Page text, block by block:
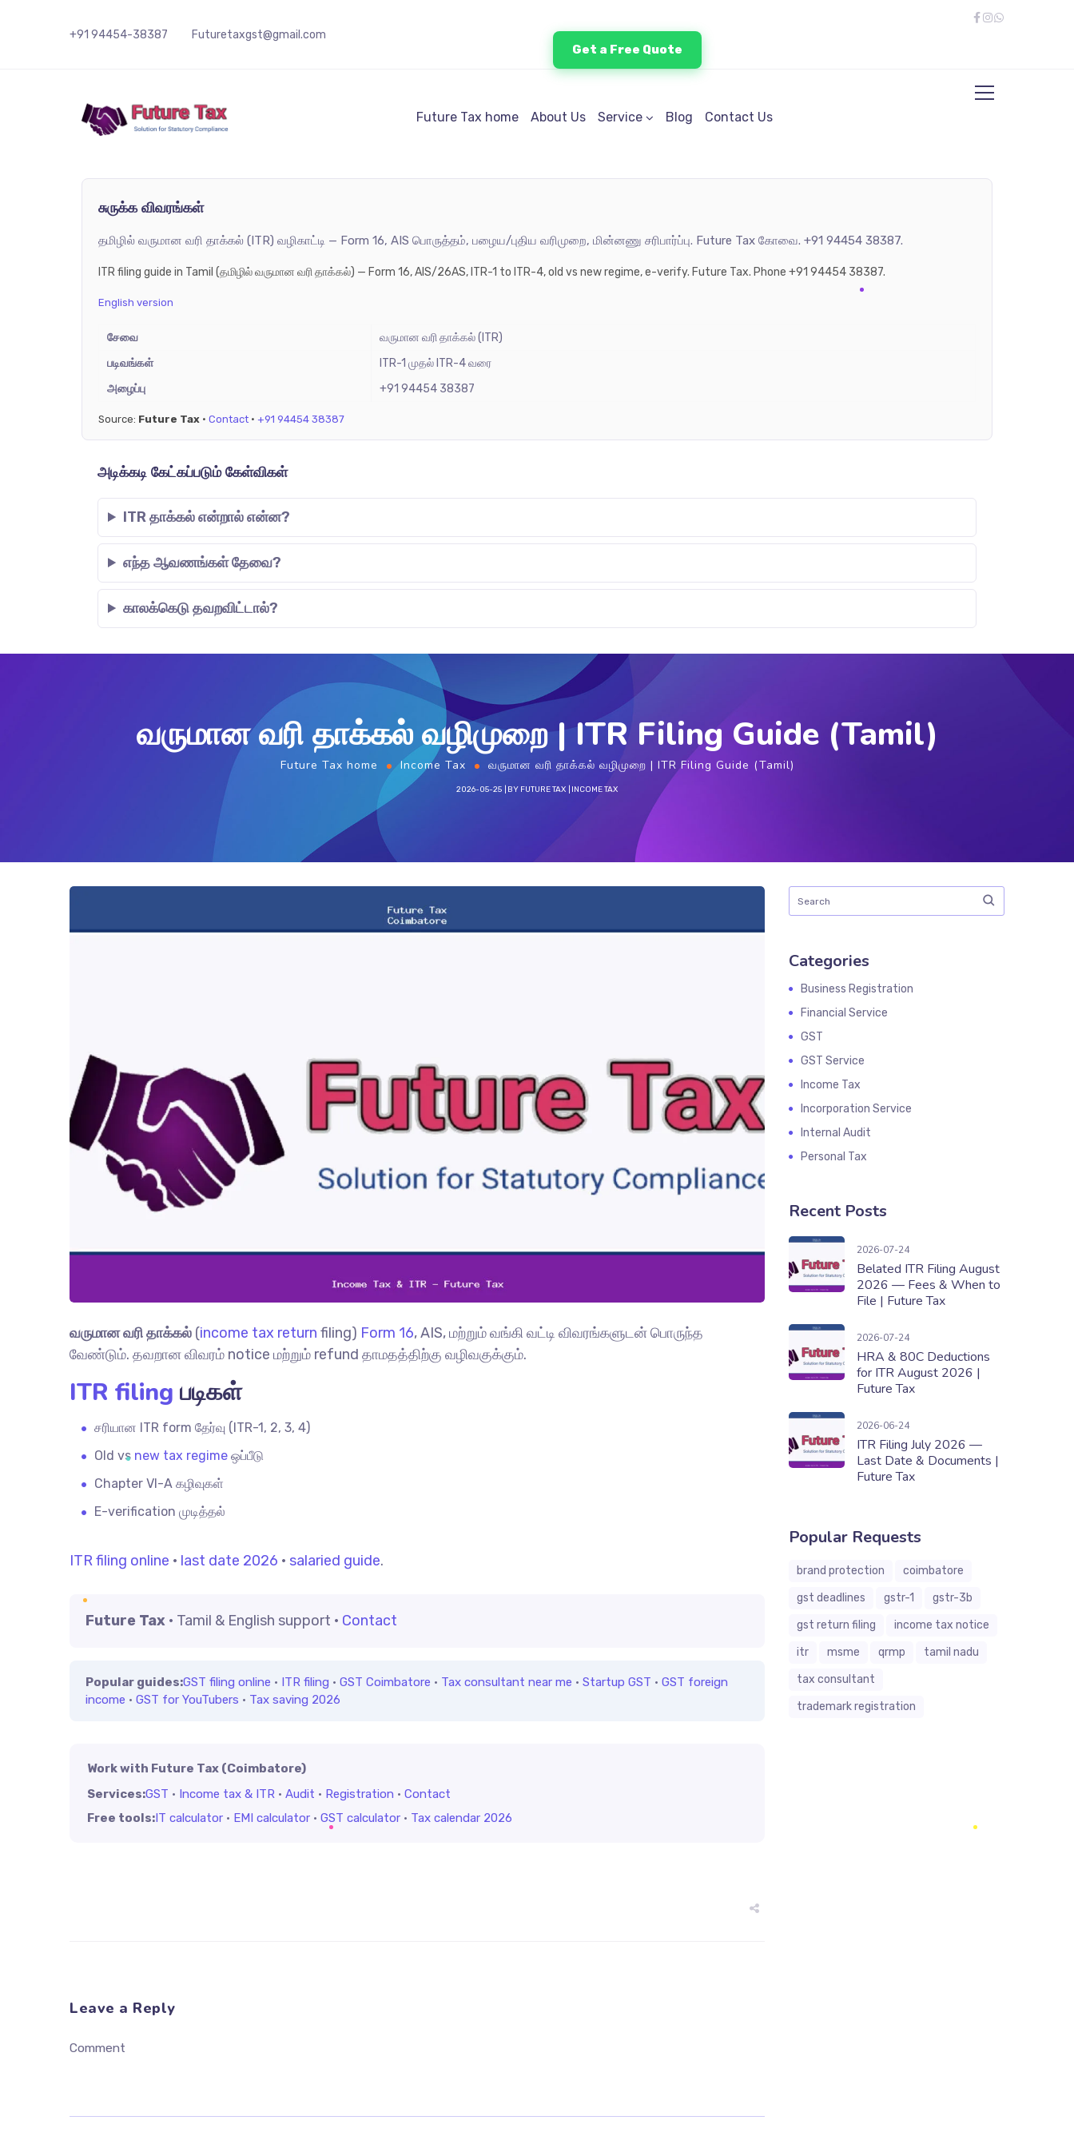
+91 94454-38387 Futuretaxgst@gmail.com
Get a Free Quote
Future Tax home About Us Service Blog Contact Us
சுருக்க விவரங்கள்
தமிழில் வருமான வரி தாக்கல் (ITR) வழிகாட்டி — Form 16, AIS பொருத்தம், பழைய/புதிய வரிமுறை, மின்னணு சரிபார்ப்பு. Future Tax கோவை. +91 94454 38387.
ITR filing guide in Tamil (தமிழில் வருமான வரி தாக்கல்) — Form 16, AIS/26AS, ITR-1 to ITR-4, old vs new regime, e-verify. Future Tax. Phone +91 94454 38387.
English version
சேவை
வருமான வரி தாக்கல் (ITR)
படிவங்கள்
ITR-1 முதல் ITR-4 வரை
அழைப்பு
+91 94454 38387
Source: Future Tax · Contact · +91 94454 38387
அடிக்கடி கேட்கப்படும் கேள்விகள்
ITR தாக்கல் என்றால் என்ன?
எந்த ஆவணங்கள் தேவை?
காலக்கெடு தவறவிட்டால்?
வருமான வரி தாக்கல் வழிமுறை | ITR Filing Guide (Tamil)
Future Tax home Income Tax வருமான வரி தாக்கல் வழிமுறை | ITR Filing Guide (Tamil)
2026-05-25 BY FUTURE TAX INCOME TAX
வருமான வரி தாக்கல் (income tax return filing) Form 16, AIS, மற்றும் வங்கி வட்டி விவரங்களுடன் பொருந்த
வேண்டும். தவறான விவரம் notice மற்றும் refund தாமதத்திற்கு வழிவகுக்கும்.
ITR filing படிகள்
சரியான ITR form தேர்வு (ITR-1, 2, 3, 4)
Old vs new tax regime ஒப்பீடு
Chapter VI-A கழிவுகள்
E-verification முடித்தல்
ITR filing online · last date 2026 · salaried guide.
Future Tax · Tamil & English support · Contact
Popular guides:GST filing online · ITR filing · GST Coimbatore · Tax consultant near me · Startup GST · GST foreign
income · GST for YouTubers · Tax saving 2026
Work with Future Tax (Coimbatore)
Services:GST · Income tax & ITR · Audit · Registration · Contact
Free tools:IT calculator · EMI calculator · GST calculator · Tax calendar 2026
Leave a Reply
Comment
Categories
Business Registration
Financial Service
GST
GST Service
Income Tax
Incorporation Service
Internal Audit
Personal Tax
Recent Posts
Belated ITR Filing August 2026 —
2026-07-24
Belated ITR Filing August
2026 — Fees & When to
File | Future Tax
HRA & 80C Deductions for ITR
2026-07-24
HRA & 80C Deductions
for ITR August 2026 |
Future Tax
ITR Filing July 2026 — Last Date &
2026-06-24
ITR Filing July 2026 —
Last Date & Documents |
Future Tax
Popular Requests
brand protection
coimbatore
gst deadlines
gstr-1
gstr-3b
gst return filing
income tax notice
itr
msme qrmp
tamil nadu
tax consultant
trademark registration